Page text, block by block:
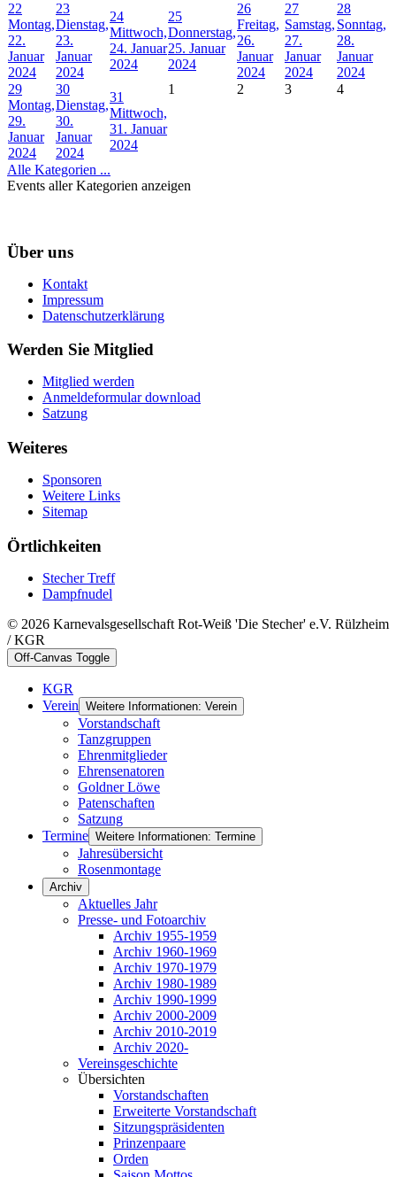
22
Montag,
22.
Januar
2024
23
Dienstag,
23.
Januar
2024
24
Mittwoch,
24. Januar
2024
25
Donnerstag,
25. Januar
2024
26
Freitag,
26.
Januar
2024
27
Samstag,
27.
Januar
2024
28
Sonntag,
28.
Januar
2024
29
Montag,
29.
Januar
2024
30
Dienstag,
30.
Januar
2024
31
Mittwoch,
31. Januar
2024
1 2 3 4
Alle Kategorien ...
Events aller Kategorien anzeigen
Über uns
Kontakt
Impressum
Datenschutzerklärung
Werden Sie Mitglied
Mitglied werden
Anmeldeformular download
Satzung
Weiteres
Sponsoren
Weitere Links
Sitemap
Örtlichkeiten
Stecher Treff
Dampfnudel
© 2026 Karnevalsgesellschaft Rot-Weiß 'Die Stecher' e.V. Rülzheim
/ KGR
Off-Canvas Toggle
KGR
Verein Weitere Informationen: Verein
Vorstandschaft
Tanzgruppen
Ehrenmitglieder
Ehrensenatoren
Goldner Löwe
Patenschaften
Satzung
Termine Weitere Informationen: Termine
Jahresübersicht
Rosenmontage
Archiv
Aktuelles Jahr
Presse- und Fotoarchiv
Archiv 1955-1959
Archiv 1960-1969
Archiv 1970-1979
Archiv 1980-1989
Archiv 1990-1999
Archiv 2000-2009
Archiv 2010-2019
Archiv 2020-
Vereinsgeschichte
Übersichten
Vorstandschaften
Erweiterte Vorstandschaft
Sitzungspräsidenten
Prinzenpaare
Orden